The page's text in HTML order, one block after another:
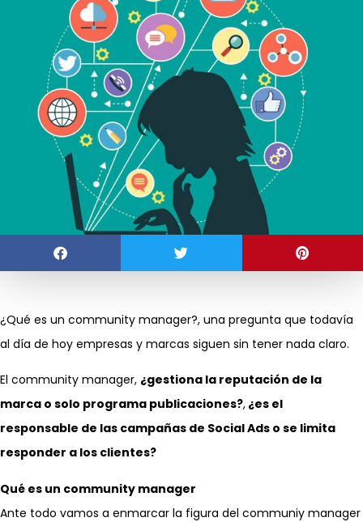
¿Qué es un community manager?, una pregunta que todavía
al día de hoy empresas y marcas siguen sin tener nada claro.
El community manager, ¿gestiona la reputación de la
marca o solo programa publicaciones?, ¿es el
responsable de las campañas de Social Ads o se limita
responder a los clientes?
Qué es un community manager
Ante todo vamos a enmarcar la figura del communiy manager